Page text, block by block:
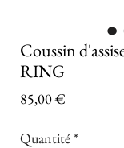
Coussin
RING
85,00 €
Quantité*